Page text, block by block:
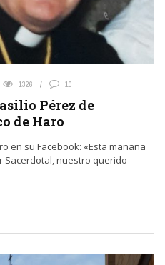
1326 10
Pérez de
de Haro
en su Facebook: «Esta mañana
Sacerdotal, nuestro querido